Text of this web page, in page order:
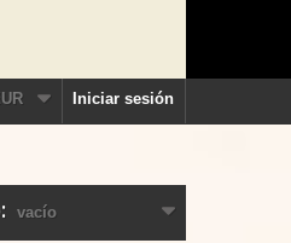
Iniciar sesión
vacío